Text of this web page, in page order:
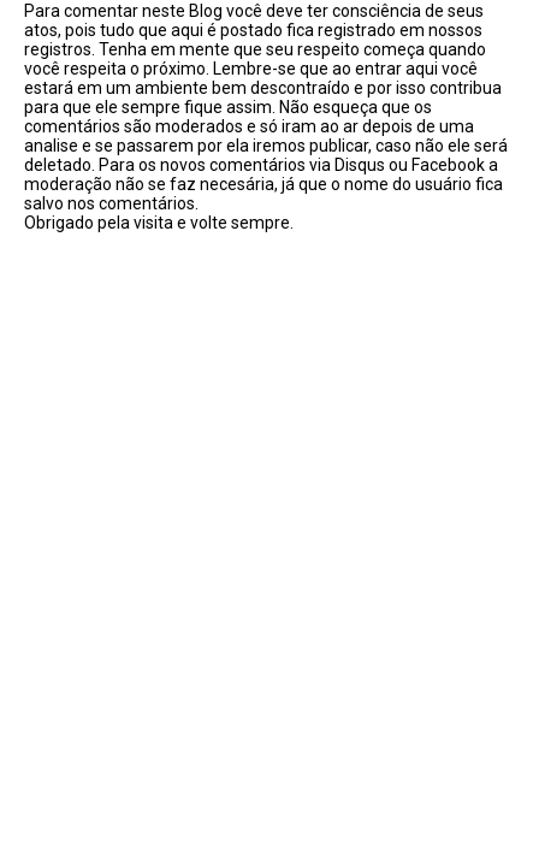
Para comentar neste Blog você deve ter consciência de seus
atos, pois tudo que aqui é postado fica registrado em nossos
registros. Tenha em mente que seu respeito começa quando
você respeita o próximo. Lembre-se que ao entrar aqui você
estará em um ambiente bem descontraído e por isso contribua
para que ele sempre fique assim. Não esqueça que os
comentários são moderados e só iram ao ar depois de uma
analise e se passarem por ela iremos publicar, caso não ele será
deletado. Para os novos comentários via Disqus ou Facebook a
moderação não se faz necesária, já que o nome do usuário fica
salvo nos comentários.
Obrigado pela visita e volte sempre.